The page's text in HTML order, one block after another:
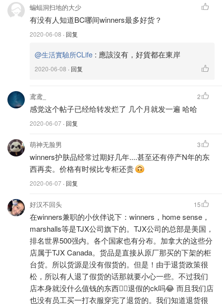
大牌。问了店员得知，打折是从今天开始的，只可惜过了一
上午，东西已经不多了? 但不得不承认，Langley 的Winners
是真大，好东西好多。 图三Fendi by the way, 官网售价
只要1499...
蝙蝠洞扫地的大少
有没有人知道BC哪间winners最多好货？
2020-06-08 · 回复
@生活實驗所CLife : 應該沒有，好貨都在東岸
2020-06-08 · 回复
鸢鸢_
感觉这个帖子已经给转发烂了 几个月就发一遍 哈哈
2020-06-07 · 回复
2
萌神无脸男
winners护肤品经常过期好几年....甚至还有停产N年的东
西再卖。价格有时候比专柜还贵
2020-06-07 · 回复
3
好汉不回头
在winners兼职的小伙伴说下：winners，home sense，
marshalls等是TJX公司旗下的。TJX公司的总部是美国，
排名世界500强内。各个国家也有分布。加拿大的这些分
店属于TJX Canada。货品是直接从原厂那买的下架的柜
台货。所以货源是没有假货的。但是！由于退货政策很
松，所以有人退了假货的话那就要小心一些。不过我们
店本身就没什么值钱的东西🤷‍♀️退假的ck吗😂 而且我们店
也没有员工买一打衣服穿完了退货的。我们知道退货很
15